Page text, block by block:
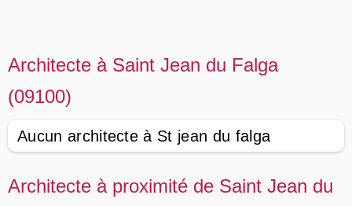
Architecte à Saint Jean du Falga
(09100)
Aucun architecte à St jean du falga
Architecte à proximité de Saint Jean du